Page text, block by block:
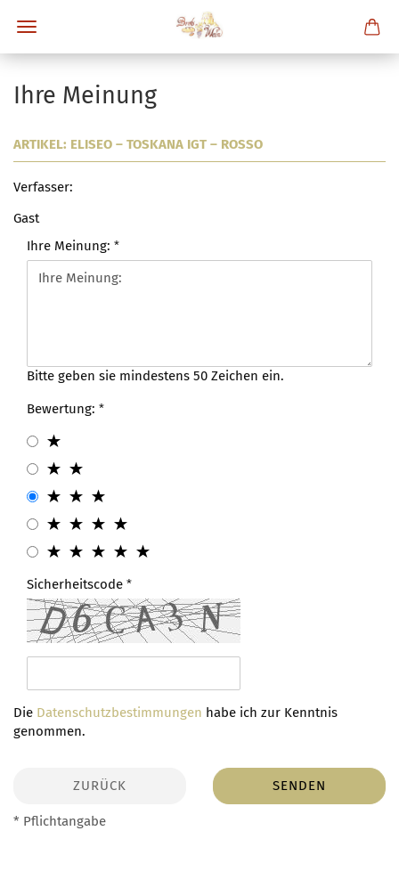
Ihre Meinung
ARTIKEL: ELISEO – TOSKANA IGT – ROSSO
Verfasser:
Gast
Ihre Meinung:
Bitte geben sie mindestens 50 Zeichen ein.
Bewertung:
Sicherheitscode
Die Datenschutzbestimmungen habe ich zur Kenntnis
genommen.
ZURÜCK SENDEN
* Pflichtangabe